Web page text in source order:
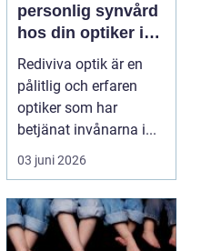
personlig synvård
hos din optiker i
Uppsala
Rediviva optik är en
pålitlig och erfaren
optiker som har
betjänat invånarna i...
03 juni 2026